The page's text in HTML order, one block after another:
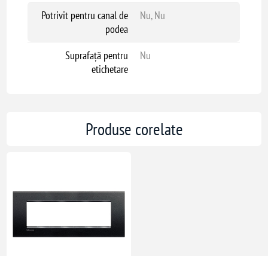
Potrivit pentru canal de
podea
Nu, Nu
Suprafață pentru
etichetare
Nu
Produse corelate